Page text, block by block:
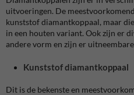
uitvoeringen. De
kunststof diamantkoppaal, maar
in een houten variant. Ook zijn er
andere vorm en zijn er
Kunststof diamantkoppaal
Dit is de bekenste en